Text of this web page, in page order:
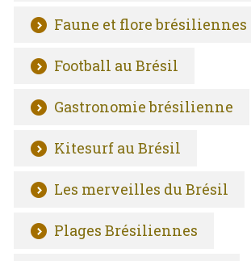
Faune et flore brésiliennes
Football au Brésil
Gastronomie brésilienne
Kitesurf au Brésil
Les merveilles du Brésil
Plages Brésiliennes